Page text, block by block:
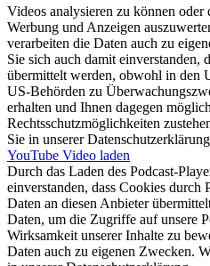
Videos analysieren zu können oder
Werbung und Anzeigen
verarbeiten die Daten auch zu
Sie sich auch damit einverstanden,
übermittelt werden, obwohl in den
US-Behörden zu
erhalten und Ihnen dagegen
Rechtsschutzmöglichkeiten
Sie in unserer
YouTube Video laden
Durch das Laden des Podcast-
einverstanden, dass Cookies durch
Daten an diesen Anbieter
Daten, um die Zugriffe auf unsere
Wirksamkeit unserer Inhalte zu
Daten auch zu eigenen Zwecken.